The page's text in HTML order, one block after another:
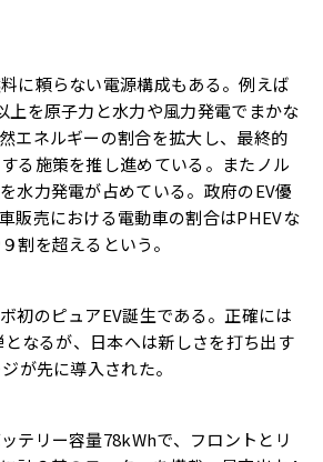
に頼らない電源構成もある。例えば
上を原子力と水力や風力発電でまかな
エネルギーの割合を拡大し、最終的
る施策を推し進めている。またノル
水力発電が占めている。政府のEV優
販売における電動車の割合はPHEVな
割を超えるという。
初のピュアEV誕生である。正確には
となるが、日本へは新しさを打ち出す
が先に導入された。
テリー容量78kWhで、フロントとリ